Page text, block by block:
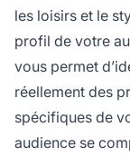
les loisirs et le
profil de votre
vous permet
réellement des
spécifiques de
audience se